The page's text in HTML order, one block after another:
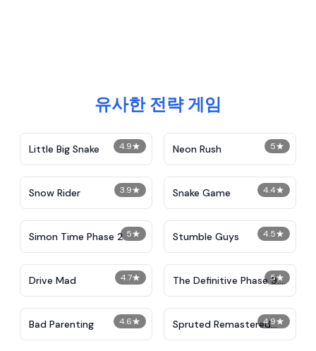
유사한 전략 게임
4.9★
Little Big Snake 5★
Neon Rush
3.9★
Snow Rider 4.4★
Snake Game
5★
Simon Time Phase 2 4.5★
Stumble Guys
4.7★
Drive Mad 5★
The Definitive Phase 9:
Demolition
4.6★
Bad Parenting 4.9★
Spruted Remastered
Alternative Phase 2